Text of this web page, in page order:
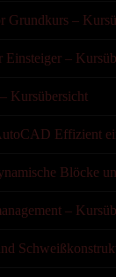
Grundkurs –
Einsteiger –
Kursübersicht
Effizient
Blöcke
–